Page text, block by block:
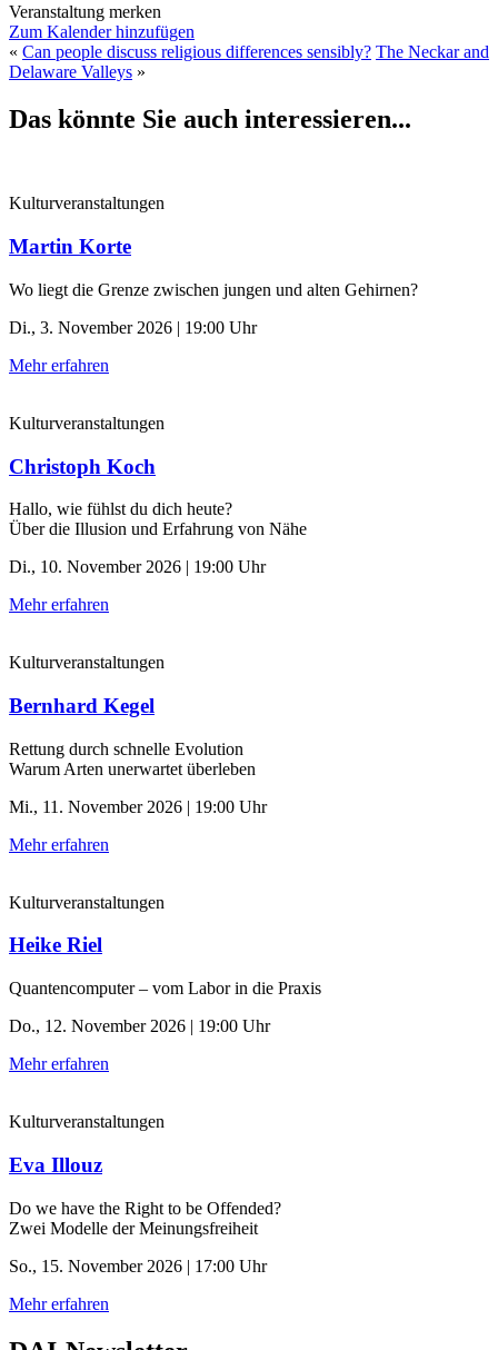
Veranstaltung merken
Zum Kalender hinzufügen
« Can people discuss religious differences sensibly? The Neckar and
Delaware Valleys »
Das könnte Sie auch interessieren...
Kulturveranstaltungen
Martin Korte
Wo liegt die Grenze zwischen jungen und alten Gehirnen?
Di., 3. November 2026 | 19:00 Uhr
Mehr erfahren
Kulturveranstaltungen
Christoph Koch
Hallo, wie fühlst du dich heute?
Über die Illusion und Erfahrung von Nähe
Di., 10. November 2026 | 19:00 Uhr
Mehr erfahren
Kulturveranstaltungen
Bernhard Kegel
Rettung durch schnelle ­Evolution
Warum Arten unerwartet überleben
Mi., 11. November 2026 | 19:00 Uhr
Mehr erfahren
Kulturveranstaltungen
Heike Riel
Quantencomputer – vom Labor in die Praxis
Do., 12. November 2026 | 19:00 Uhr
Mehr erfahren
Kulturveranstaltungen
Eva Illouz
Do we have the Right to be Offended?
Zwei Modelle der Meinungsfreiheit
So., 15. November 2026 | 17:00 Uhr
Mehr erfahren